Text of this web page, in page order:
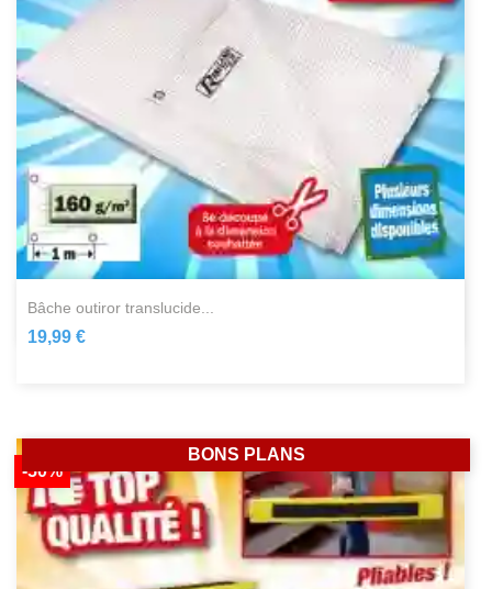
bâche outiror translucide...
19,99 €
-50%
BONS PLANS